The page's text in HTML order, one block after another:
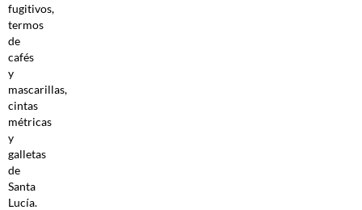
fugitivos,
termos
de
cafés
y
mascarillas,
cintas
métricas
y
galletas
de
Santa
Lucía.